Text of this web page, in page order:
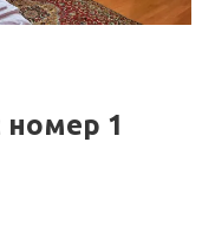
номер 1